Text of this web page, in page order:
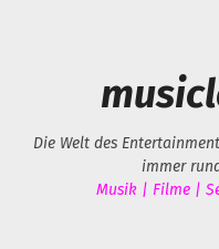
Die Welt des
immer
Musik | Filme |